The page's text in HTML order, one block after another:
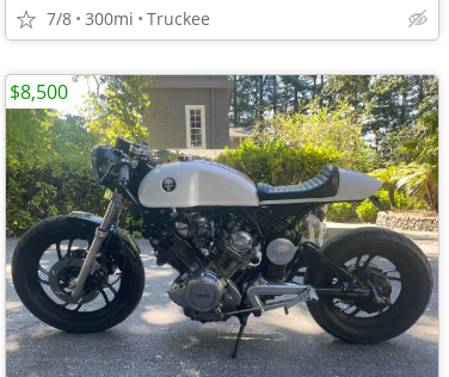
7/8 300mi Truckee
$8,500